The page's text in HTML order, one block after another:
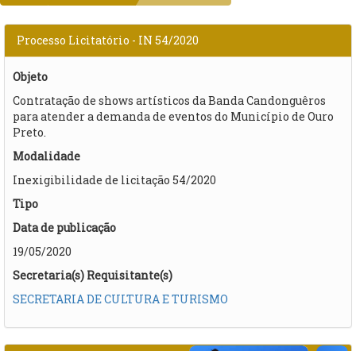
Processo Licitatório - IN 54/2020
Objeto
Contratação de shows artísticos da Banda Candonguêros
para atender a demanda de eventos do Município de Ouro
Preto.
Modalidade
Inexigibilidade de licitação 54/2020
Tipo
Data de publicação
19/05/2020
Secretaria(s) Requisitante(s)
SECRETARIA DE CULTURA E TURISMO